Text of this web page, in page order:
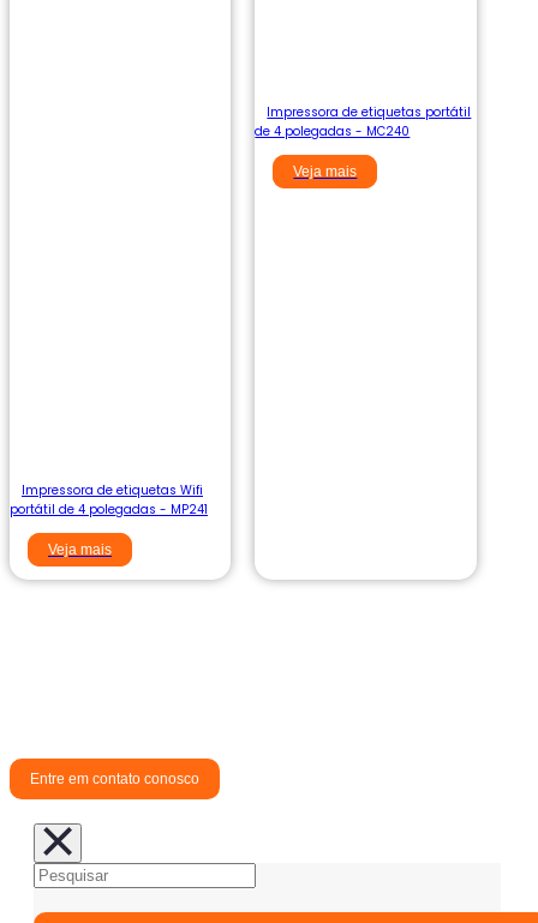
Impressora de etiquetas Wifi
portátil de 4 polegadas - MP241
Veja mais
Impressora de etiquetas portátil
de 4 polegadas - MC240
Veja mais
Entre em contato conosco